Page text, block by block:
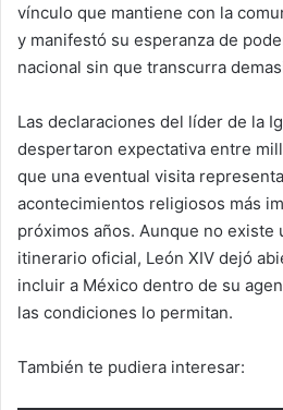
vínculo que mantiene con la
y manifestó su esperanza de
nacional sin que transcurra
Las declaraciones del líder de la
despertaron expectativa entre
que una eventual visita
acontecimientos religiosos más
próximos años. Aunque no existe
itinerario oficial, León XIV dejó
incluir a México dentro de su
las condiciones lo permitan.
También te pudiera interesar: